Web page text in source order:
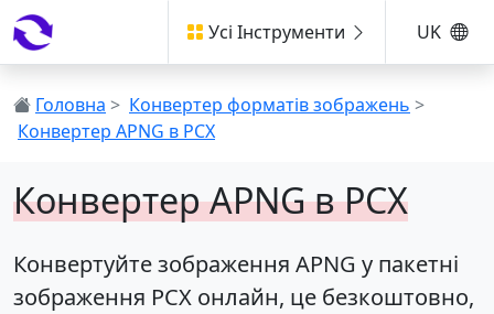
Усі Інструменти UK
Головна > Конвертер форматів зображень >
Конвертер APNG в PCX
Конвертер APNG в PCX
Конвертуйте зображення APNG у пакетні
зображення PCX онлайн, це безкоштовно,